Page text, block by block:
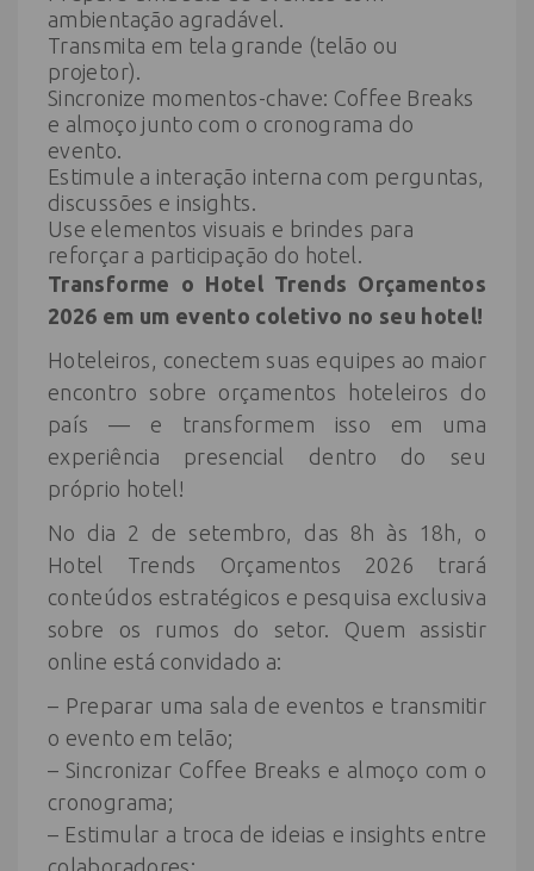
ambientação agradável.
Transmita em tela grande (telão ou
projetor).
Sincronize momentos-chave: Coffee Breaks
e almoço junto com o cronograma do
evento.
Estimule a interação interna com perguntas,
discussões e insights.
Use elementos visuais e brindes para
reforçar a participação do hotel.
Transforme o Hotel Trends Orçamentos
2026 em um evento coletivo no seu hotel!
Hoteleiros, conectem suas equipes ao maior
encontro sobre orçamentos hoteleiros do
país — e transformem isso em uma
experiência presencial dentro do seu
próprio hotel!
No dia 2 de setembro, das 8h às 18h, o
Hotel Trends Orçamentos 2026 trará
conteúdos estratégicos e pesquisa exclusiva
sobre os rumos do setor. Quem assistir
online está convidado a:
– Preparar uma sala de eventos e transmitir
o evento em telão;
– Sincronizar Coffee Breaks e almoço com o
cronograma;
– Estimular a troca de ideias e insights entre
colaboradores;